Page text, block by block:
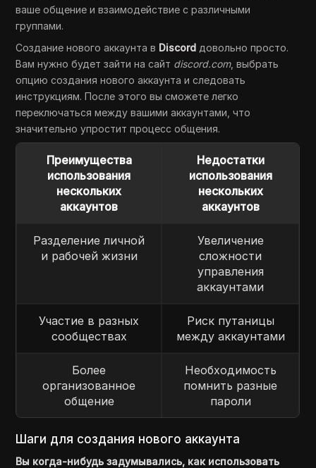
ваше общение и взаимодействие с различными
группами.
Создание нового аккаунта в Discord довольно просто.
Вам нужно будет зайти на сайт discord.com, выбрать
опцию создания нового аккаунта и следовать
инструкциям. После этого вы сможете легко
переключаться между вашими аккаунтами, что
значительно упростит процесс общения.
Преимущества
использования
нескольких
аккаунтов
Недостатки
использования
нескольких
аккаунтов
Разделение личной
и рабочей жизни
Увеличение
сложности
управления
аккаунтами
Участие в разных
сообществах
Риск путаницы
между аккаунтами
Более
организованное
общение
Необходимость
помнить разные
пароли
Шаги для создания нового аккаунта
Вы когда-нибудь задумывались, как использовать